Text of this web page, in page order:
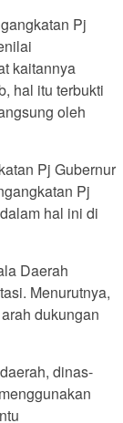
Pj
kaitannya
hal itu terbukti
oleh
Pj Gubernur
Pj
hal ini di
Daerah
Menurutnya,
dukungan
dinas-